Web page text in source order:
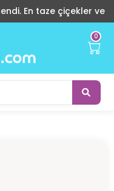
En taze çiçekler ve
0